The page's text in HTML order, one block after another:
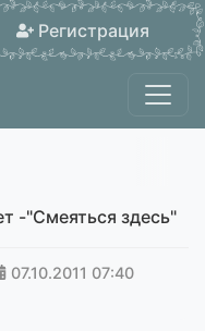
Регистрация
-"Смеяться здесь"
07.10.2011 07:40